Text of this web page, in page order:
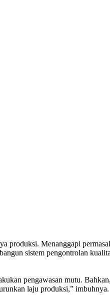
produksi. Menanggapi
sistem pengontrolan
pengawasan mutu.
laju produksi,” imbuhnya.